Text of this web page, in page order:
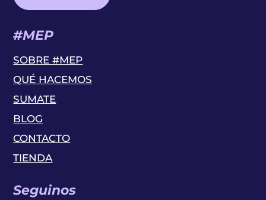
#MEP
SOBRE #MEP
QUÉ HACEMOS
SUMATE
BLOG
CONTACTO
TIENDA
Seguinos